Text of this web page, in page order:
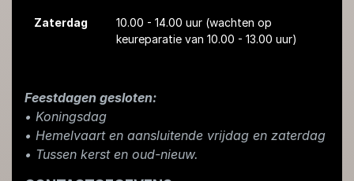
Zaterdag 10.00 - 14.00 uur (wachten op
keureparatie van 10.00 - 13.00 uur)
Feestdagen gesloten:
• Koningsdag
​• Hemelvaart en aansluitende vrijdag en zaterdag
• Tussen kerst en oud-nieuw.